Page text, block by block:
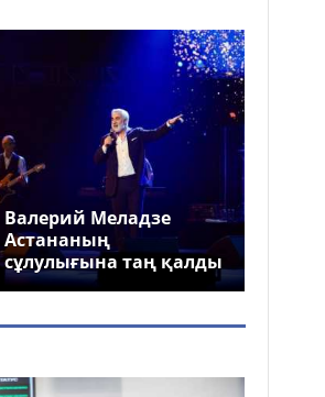
Валерий Меладзе
Астананың
сұлулығына таң қалды